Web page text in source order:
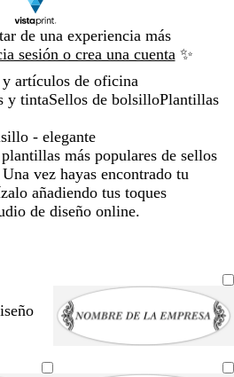
de una experiencia más
sesión o crea una cuenta ✨
artículos de oficina
y tintaSellos de bolsilloPlantillas
- elegante
más populares de sellos
vez hayas encontrado tu
añadiendo tus toques
de diseño online.